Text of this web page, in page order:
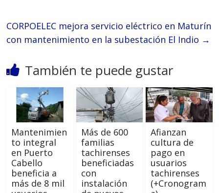
CORPOELEC mejora servicio eléctrico en Maturín
con mantenimiento en la subestación El Indio →
También te puede gustar
Mantenimien
to integral
en Puerto
Cabello
beneficia a
más de 8 mil
Más de 600
familias
tachirenses
beneficiadas
con
instalación
Afianzan
cultura de
pago en
usuarios
tachirenses
(+Cronogram